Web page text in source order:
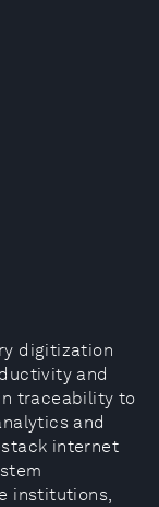
digitization
and
traceability to
and
internet
institutions,